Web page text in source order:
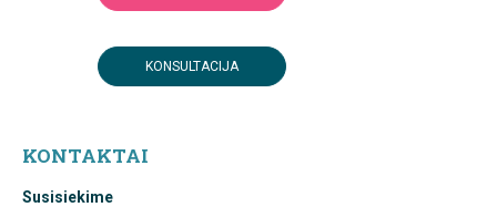
KONSULTACIJA
KONTAKTAI
Susisiekime